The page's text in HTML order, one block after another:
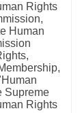
Rights
Human
Supreme
Rights